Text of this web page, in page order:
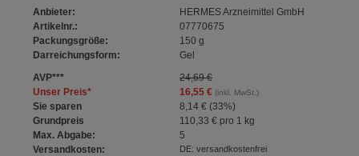
Anbieter:
HERMES Arzneimittel GmbH
Artikelnr.:
07770675
Packungsgröße:
150 g
Darreichungsform:
Gel
AVP***
24,69 €
Unser Preis* 16,55 €(inkl. MwSt.)
Sie sparen 8,14 € (33%)
Grundpreis
110,33 €pro 1 kg
Max. Abgabe:
5
Versandkosten:
DE: versandkostenfrei